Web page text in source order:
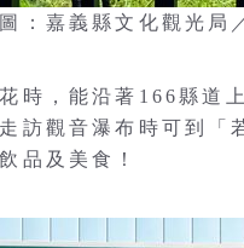
嘉義縣文化觀光局
時，能沿著166縣道
訪觀音瀑布時可到「
品及美食！